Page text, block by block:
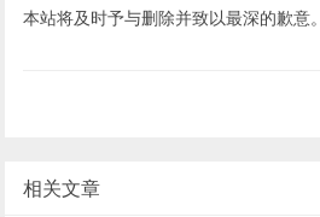
本站将及时予与删除并致以最深的歉意。
相关文章